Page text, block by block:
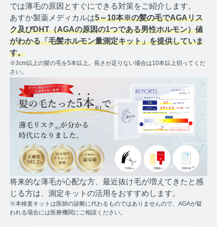
コルチゾール
コルチゾールコラム TOP
PMS
更年期
ネコの健康
ネコの健康コラム TOP
毛髪・爪ホルモン量測定キットについて知りたい方
【薄毛リスクチェック】毛髪ホルモン量測定キットの
ご紹介
では薄毛の原因とすぐにできる対策をご紹介します。
あすか製薬メディカルは5～10本※の髪の毛でAGAリス
ク及びDHT（AGAの原因の1つである男性ホルモン）値
がわかる「毛髪ホルモン量測定キット」を提供していま
す。
※3cm以上の髪の毛を5本以上。長さが足りない場合は10本以上切ってくだ
さい。
将来的な薄毛が心配な方、最近抜け毛が増えてきたと感
じる方は、測定キットの活用をおすすめします。
※本検査キットは医師の診断に代わるものではありませんので、AGAが疑
われる場合には医療機関にご相談ください。